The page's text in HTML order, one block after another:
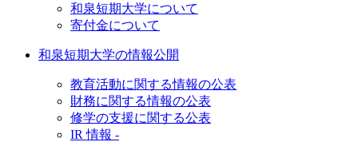
和泉短期大学について
寄付金について
和泉短期大学の情報公開
教育活動に関する情報の公表
財務に関する情報の公表
修学の支援に関する公表
IR 情報 -